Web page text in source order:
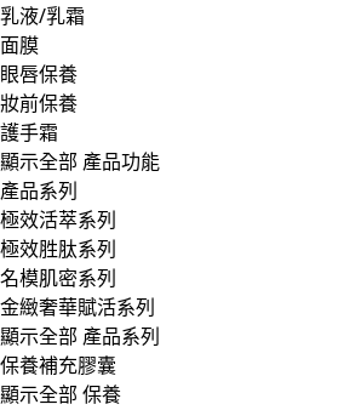
乳液/乳霜
面膜
眼唇保養
妝前保養
護手霜
顯示全部 產品功能
產品系列
極效活萃系列
極效胜肽系列
名模肌密系列
金緻奢華賦活系列
顯示全部 產品系列
保養補充膠囊
顯示全部 保養